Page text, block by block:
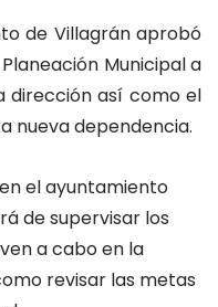
de Villagrán aprobó
Municipal a
dirección así como el
nueva dependencia.
el ayuntamiento
de supervisar los
a cabo en la
revisar las metas